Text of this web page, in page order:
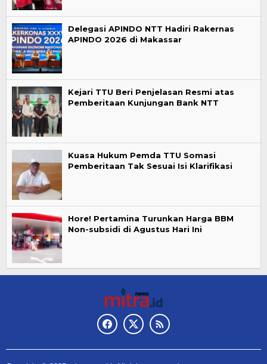
Delegasi APINDO NTT Hadiri Rakernas
APINDO 2026 di Makassar
Kejari TTU Beri Penjelasan Resmi atas
Pemberitaan Kunjungan Bank NTT
Kuasa Hukum Pemda TTU Somasi
Pemberitaan Tak Sesuai Isi Klarifikasi
Hore! Pertamina Turunkan Harga BBM
Non-subsidi di Agustus Hari Ini